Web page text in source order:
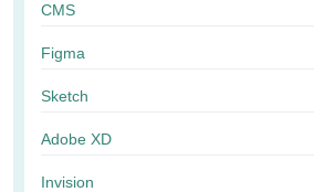
CMS
Figma
Sketch
Adobe XD
Invision